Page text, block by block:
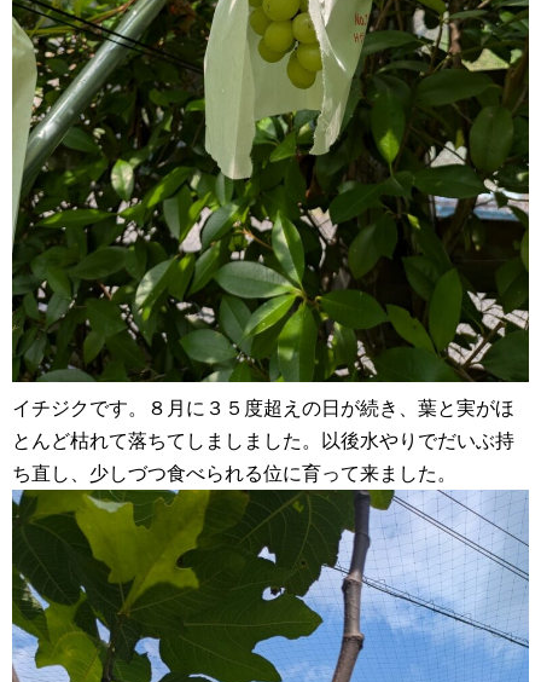
イチジクです。８月に３５度超えの日が続き、葉と実がほ
とんど枯れて落ちてしましました。以後水やりでだいぶ持
ち直し、少しづつ食べられる位に育って来ました。